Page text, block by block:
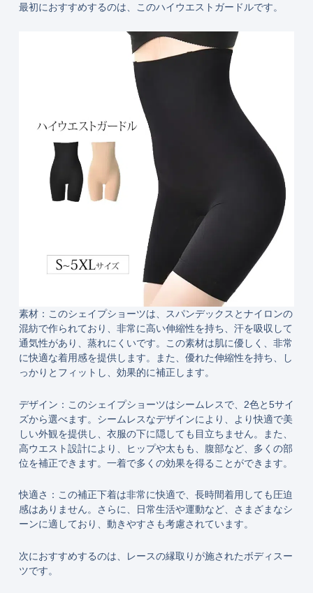
最初におすすめするのは、このハイウエストガードルです。
素材：このシェイプショーツは、スパンデックスとナイロンの
混紡で作られており、非常に高い伸縮性を持ち、汗を吸収して
通気性があり、蒸れにくいです。この素材は肌に優しく、非常
に快適な着用感を提供します。また、優れた伸縮性を持ち、し
っかりとフィットし、効果的に補正します。
デザイン：このシェイプショーツはシームレスで、2色と5サイ
ズから選べます。シームレスなデザインにより、より快適で美
しい外観を提供し、衣服の下に隠しても目立ちません。また、
高ウエスト設計により、ヒップや太もも、腹部など、多くの部
位を補正できます。一着で多くの効果を得ることができます。
快適さ：この補正下着は非常に快適で、長時間着用しても圧迫
感はありません。さらに、日常生活や運動など、さまざまなシ
ーンに適しており、動きやすさも考慮されています。
次におすすめするのは、レースの縁取りが施されたボディスー
ツです。